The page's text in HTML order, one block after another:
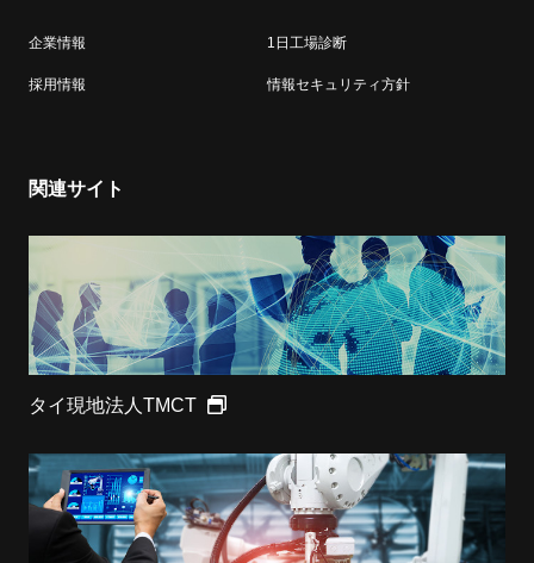
企業情報 1日工場診断
採用情報 情報セキュリティ方針
関連サイト
タイ現地法人TMCT